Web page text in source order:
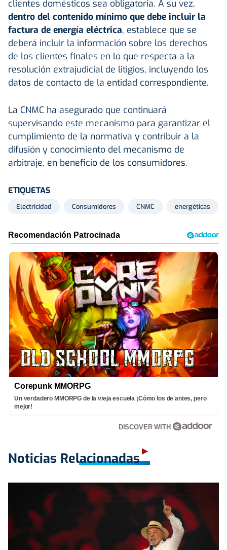
clientes domésticos sea obligatoria. A su vez,
dentro del contenido mínimo que debe incluir la
factura de energía eléctrica, establece que se
deberá incluir la información sobre los derechos
de los clientes finales en lo que respecta a la
resolución extrajudicial de litigios, incluyendo los
datos de contacto de la entidad correspondiente.
La CNMC ha asegurado que continuará
supervisando este mecanismo para garantizar el
cumplimiento de la normativa y contribuir a la
difusión y conocimiento del mecanismo de
arbitraje, en beneficio de los consumidores.
ETIQUETAS
Electricidad Consumidores CNMC energéticas
Corepunk MMORPG
Un verdadero MMORPG de la vieja escuela ¡Cómo los de antes, pero
mejor!
DISCOVER WITH
Noticias Relacionadas